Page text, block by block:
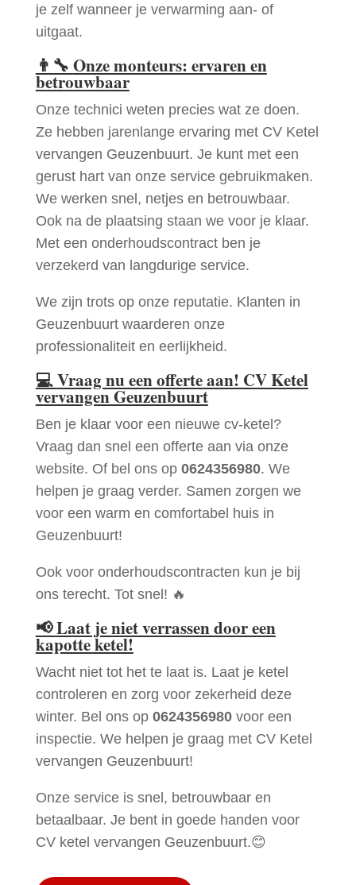
je zelf wanneer je verwarming aan- of
uitgaat.
👨‍🔧 Onze monteurs: ervaren en
betrouwbaar
Onze technici weten precies wat ze doen.
Ze hebben jarenlange ervaring met CV Ketel
vervangen Geuzenbuurt. Je kunt met een
gerust hart van onze service gebruikmaken.
We werken snel, netjes en betrouwbaar.
Ook na de plaatsing staan we voor je klaar.
Met een onderhoudscontract ben je
verzekerd van langdurige service.
We zijn trots op onze reputatie. Klanten in
Geuzenbuurt waarderen onze
professionaliteit en eerlijkheid.
💻Vraag nu een offerte aan! CV Ketel
vervangen Geuzenbuurt
Ben je klaar voor een nieuwe cv-ketel?
Vraag dan snel een offerte aan via onze
website. Of bel ons op 0624356980. We
helpen je graag verder. Samen zorgen we
voor een warm en comfortabel huis in
Geuzenbuurt!
Ook voor onderhoudscontracten kun je bij
ons terecht. Tot snel! 🔥
📢Laat je niet verrassen door een
kapotte ketel!
Wacht niet tot het te laat is. Laat je ketel
controleren en zorg voor zekerheid deze
winter. Bel ons op 0624356980voor een
inspectie. We helpen je graag met CV Ketel
vervangen Geuzenbuurt!
Onze service is snel, betrouwbaar en
betaalbaar. Je bent in goede handen voor
CV ketel vervangen Geuzenbuurt.😊